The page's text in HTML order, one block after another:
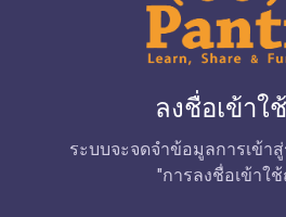
ลงชื่อเข้าใ
ระบบจะจดจำข้อมูลการเข้
"การลงชื่อเข้าใช้